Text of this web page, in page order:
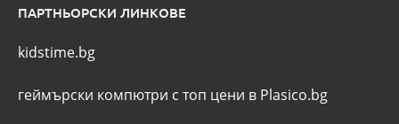
ПАРТНЬОРСКИ ЛИНКОВЕ
kidstime.bg
геймърски компютри с топ цени в Plasico.bg